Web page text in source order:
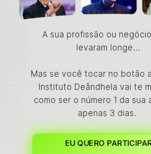
A sua profissão ou
levaram longe…
Mas se você tocar no botão
Instituto Deândhela vai te
como ser o número 1 da sua
apenas 3 dias.
EU QUERO